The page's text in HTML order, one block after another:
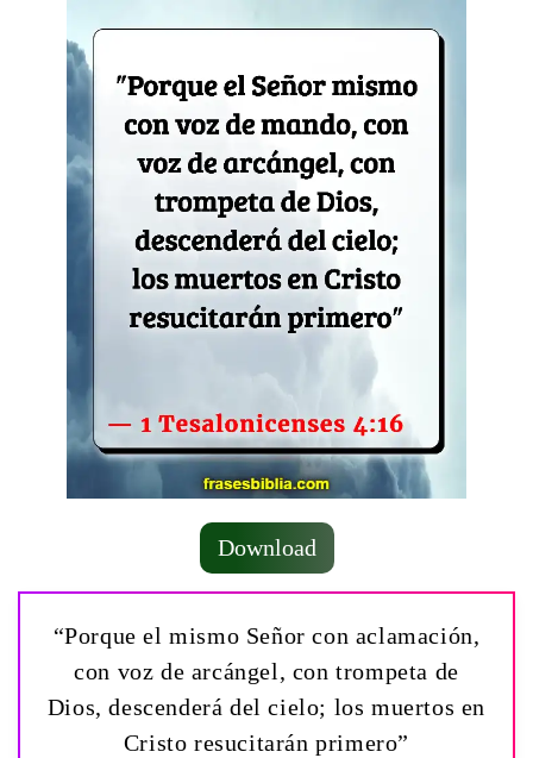
Download
“Porque el mismo Señor con aclamación,
con voz de arcángel, con trompeta de
Dios, descenderá del cielo; los muertos en
Cristo resucitarán primero”